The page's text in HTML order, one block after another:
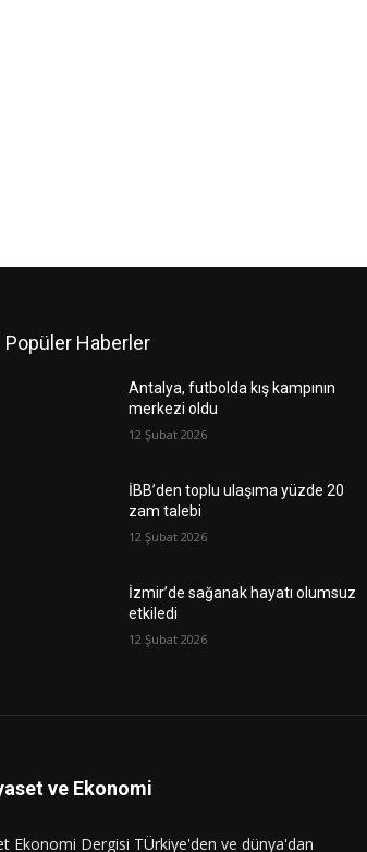
Popüler Haberler
Antalya, futbolda kış kampının
merkezi oldu
12 Şubat 2026
İBB’den toplu ulaşıma yüzde 20
zam talebi
12 Şubat 2026
İzmir’de sağanak hayatı olumsuz
etkiledi
12 Şubat 2026
ve Ekonomi
Ekonomi Dergisi TÜrkiye'den ve dünya'dan